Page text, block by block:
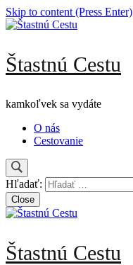
Skip to content (Press Enter)
Štastnú Cestu
kamkoľvek sa vydáte
O nás
Cestovanie
Hľadať:
Close
Štastnú Cestu